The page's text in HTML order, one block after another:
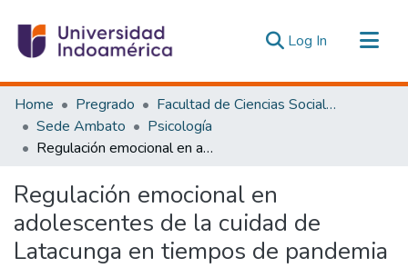
Log In (current)
Communities & Collections
All of DSpace
Statistics
Estadísticas Externas
Home Pregrado
Facultad de Ciencias Sociales y Humanas
Sede Ambato
Psicología
Regulación emocional en adolescentes de la cuidad de Latacunga en tiempos de pandemia
Regulación emocional en
adolescentes de la cuidad de
Latacunga en tiempos de pandemia